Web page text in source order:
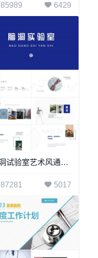
85989 6429
闹洞试验室艺术风通用PPT模板
87281 5017